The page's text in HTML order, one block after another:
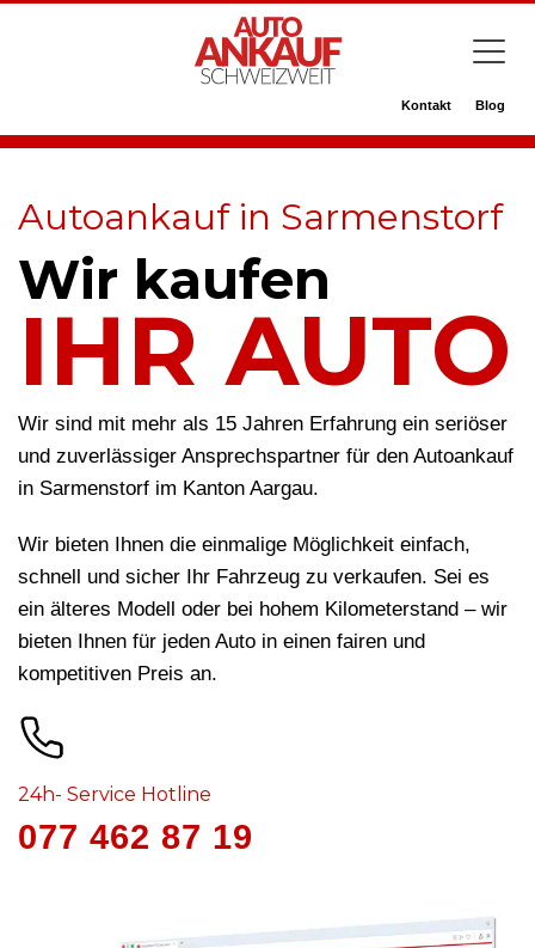
Kontakt Blog
Autoankauf in Sarmenstorf
Wir kaufen
IHR AUTO
Wir sind mit mehr als 15 Jahren Erfahrung ein seriöser
und zuverlässiger Ansprechspartner für den Autoankauf
in Sarmenstorf im Kanton Aargau.
Wir bieten Ihnen die einmalige Möglichkeit einfach,
schnell und sicher Ihr Fahrzeug zu verkaufen. Sei es
ein älteres Modell oder bei hohem Kilometerstand – wir
bieten Ihnen für jeden Auto in einen fairen und
kompetitiven Preis an.
24h- Service Hotline
077 462 87 19